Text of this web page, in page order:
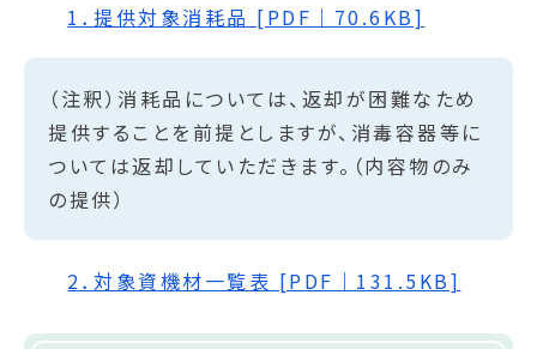
1．提供対象消耗品 [PDF｜70.6KB]
（注釈）消耗品については、返却が困難なため
提供することを前提としますが、消毒容器等に
ついては返却していただきます。（内容物のみ
の提供）
2．対象資機材一覧表 [PDF｜131.5KB]